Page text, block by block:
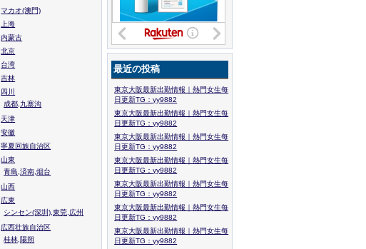
マカオ(澳門)
上海
内蒙古
北京
台湾
吉林
四川
成都,九寨沟
天津
安徽
寧夏回族自治区
山東
青島,済南,烟台
山西
広東
シンセン(深圳),東莞,広州
広西壮族自治区
桂林,陽朔
最近の投稿
東京大阪最新出勤情報｜熱門女生每
日更新TG：yy9882
東京大阪最新出勤情報｜熱門女生每
日更新TG：yy9882
東京大阪最新出勤情報｜熱門女生每
日更新TG：yy9882
東京大阪最新出勤情報｜熱門女生每
日更新TG：yy9882
東京大阪最新出勤情報｜熱門女生每
日更新TG：yy9882
東京大阪最新出勤情報｜熱門女生每
日更新TG：yy9882
東京大阪最新出勤情報｜熱門女生每
日更新TG：yy9882